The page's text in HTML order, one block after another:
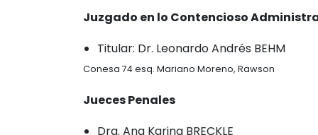
Juzgado en lo Contencioso
Titular: Dr. Leonardo Andrés BEHM
Conesa 74 esq. Mariano Moreno, Rawson
Jueces Penales
Dra. Ana Karina BRECKLE